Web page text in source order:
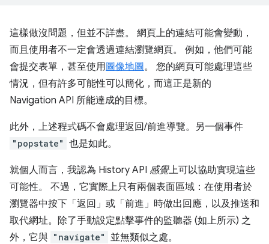
這樣做沒問題，但並不詳盡。 網頁上的連結可能會變動，
而且使用者不一定會透過連結瀏覽網頁。 例如，他們可能
會提交表單，甚至使用圖像地圖。 您的網頁可能處理這些
情況，但有許多可能性可以簡化，而這正是新的
Navigation API 所能達成的目標。
此外，上述程式碼不會處理返回/前進導覽。另一個事件
"popstate" 也是如此。
就個人而言，我認為 History API 感覺上可以協助實現這些
可能性。 不過，它實際上只有兩個表面區域：在使用者於
瀏覽器中按下「返回」或「前進」時做出回應，以及推送和
取代網址。除了手動設定點擊事件的監聽器 (如上所示) 之
外，它與 "navigate" 並無類似之處。